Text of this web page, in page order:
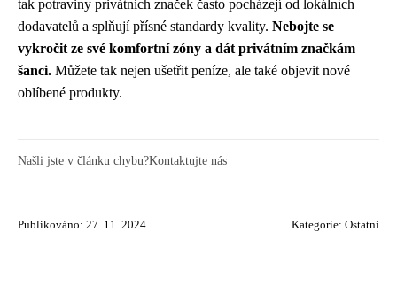
tak potraviny privátních značek často pocházejí od lokálních
dodavatelů a splňují přísné standardy kvality. Nebojte se
vykročit ze své komfortní zóny a dát privátním značkám
šanci. Můžete tak nejen ušetřit peníze, ale také objevit nové
oblíbené produkty.
Našli jste v článku chybu?Kontaktujte nás
Publikováno: 27. 11. 2024 Kategorie: Ostatní